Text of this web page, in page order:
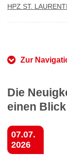
HPZ ST.
Zur
Die
einen Blick
07.07.
2026